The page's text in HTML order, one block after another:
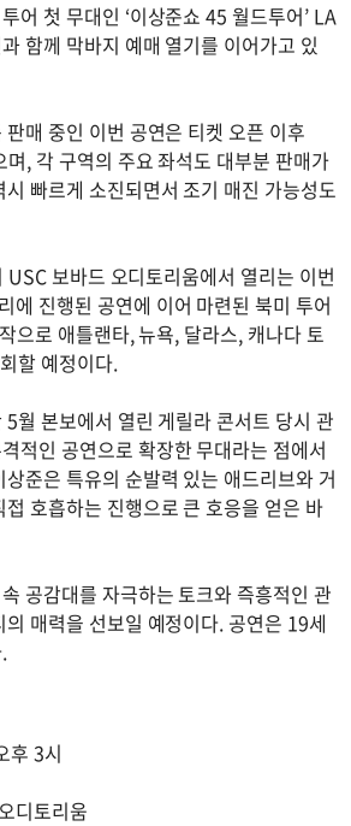
어 첫 무대인 ‘이상준쇼 45 월드투어’ LA
함께 막바지 예매 열기를 이어가고 있
매 중인 이번 공연은 티켓 오픈 이후
, 각 구역의 주요 좌석도 대부분 판매가
빠르게 소진되면서 조기 매진 가능성도
보바드 오디토리움에서 열리는 이번
에 진행된 공연에 이어 마련된 북미 투어
으로 애틀랜타, 뉴욕, 달라스, 캐나다 토
할 예정이다.
월 본보에서 열린 게릴라 콘서트 당시 관
적인 공연으로 확장한 무대라는 점에서
준은 특유의 순발력 있는 애드리브와 거
호흡하는 진행으로 큰 호응을 얻은 바
공감대를 자극하는 토크와 즉흥적인 관
매력을 선보일 예정이다. 공연은 19세
후 3시
디토리움